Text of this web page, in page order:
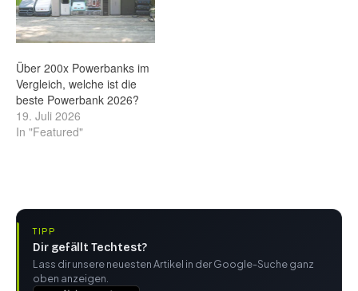
Über 200x Powerbanks im
Vergleich, welche ist die
beste Powerbank 2026?
19. Juli 2026
In "Featured"
TIPP
Dir gefällt Techtest?
Lass dir unsere neuesten Artikel in der Google-Suche ganz
oben anzeigen.